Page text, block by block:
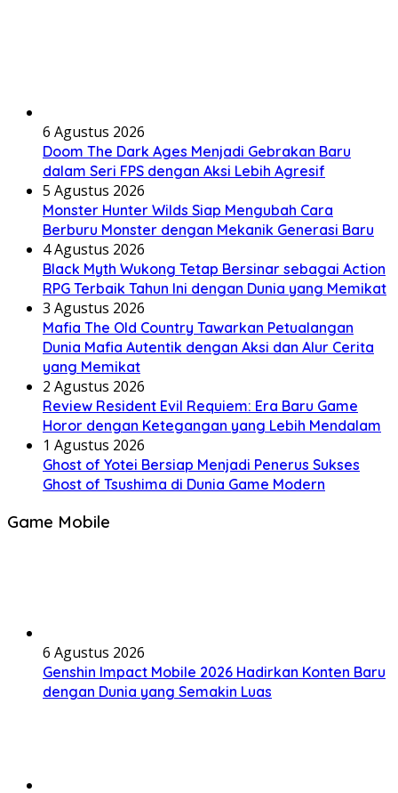
6 Agustus 2026
Doom The Dark Ages Menjadi Gebrakan Baru
dalam Seri FPS dengan Aksi Lebih Agresif
5 Agustus 2026
Monster Hunter Wilds Siap Mengubah Cara
Berburu Monster dengan Mekanik Generasi Baru
4 Agustus 2026
Black Myth Wukong Tetap Bersinar sebagai Action
RPG Terbaik Tahun Ini dengan Dunia yang Memikat
3 Agustus 2026
Mafia The Old Country Tawarkan Petualangan
Dunia Mafia Autentik dengan Aksi dan Alur Cerita
yang Memikat
2 Agustus 2026
Review Resident Evil Requiem: Era Baru Game
Horor dengan Ketegangan yang Lebih Mendalam
1 Agustus 2026
Ghost of Yotei Bersiap Menjadi Penerus Sukses
Ghost of Tsushima di Dunia Game Modern
Game Mobile
6 Agustus 2026
Genshin Impact Mobile 2026 Hadirkan Konten Baru
dengan Dunia yang Semakin Luas